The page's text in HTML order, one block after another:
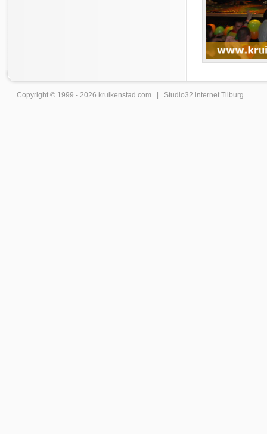
Copyright © 1999 - 2026 kruikenstad .com | Studio32 internet Tilburg